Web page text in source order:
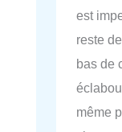
est
reste
bas de
même